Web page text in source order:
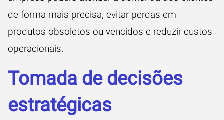
de forma mais precisa, evitar perdas em
produtos obsoletos ou vencidos e reduzir custos
operacionais.
Tomada de decisões
estratégicas